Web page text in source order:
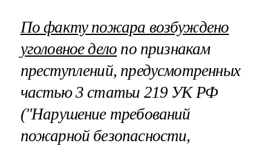
По факту пожара возбуждено
уголовное дело по признакам
преступлений, предусмотренных
частью 3 статьи 219 УК РФ
("Нарушение требований
пожарной безопасности,